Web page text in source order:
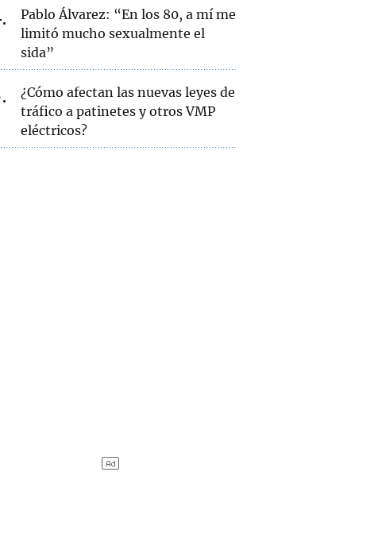
Pablo Álvarez: “En los 80, a mí me
limitó mucho sexualmente el
sida”
¿Cómo afectan las nuevas leyes de
tráfico a patinetes y otros VMP
eléctricos?